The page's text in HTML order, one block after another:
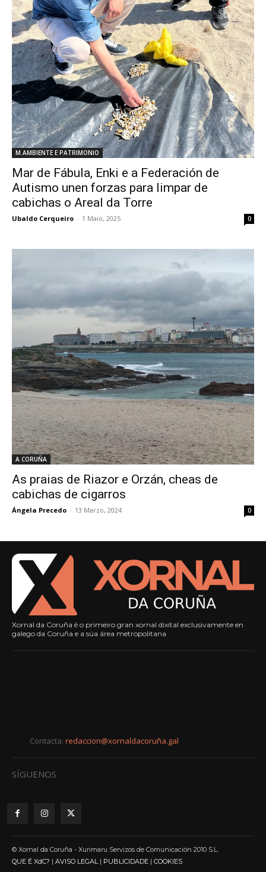
M.AMBIENTE E PATRIMONIO
Mar de Fábula, Enki e a Federación de
Autismo unen forzas para limpar de
cabichas o Areal da Torre
Ubaldo Cerqueiro - 1 Maio, 2025 0
A CORUÑA
As praias de Riazor e Orzán, cheas de
cabichas de cigarros
Ángela Precedo - 13 Marzo, 2024 0
Xornal da Coruña é o primeiro gran xornal dixital exclusivamente en
galego da Coruña e a súa área metropolitana
Contacta: redaccion@xornaldacoruña.gal
SÍGUENOS
© Xornal da Coruña - Xurimaru Servizos de Comunicación 2010 S.L.
QUE É XdC? | AVISO LEGAL| PUBLICIDADE | COOKIES